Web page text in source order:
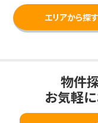
エリアから探す
物件
お気軽